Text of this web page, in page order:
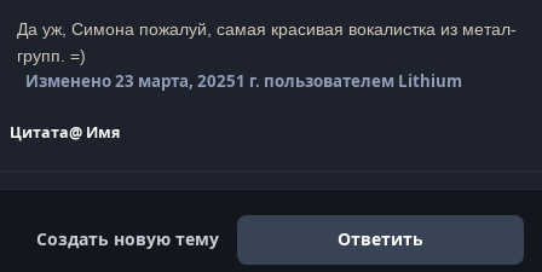
Да уж, Симона пожалуй, самая красивая вокалистка из метал-
групп. =)
Изменено23 марта, 20251 г. пользователем Lithium
Цитата@ Имя
Создать новую тему Ответить